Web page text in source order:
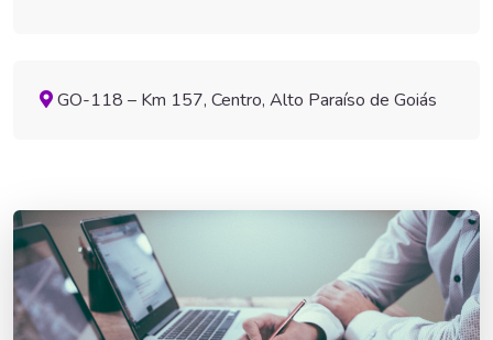
GO-118 – Km 157, Centro, Alto Paraíso de Goiás